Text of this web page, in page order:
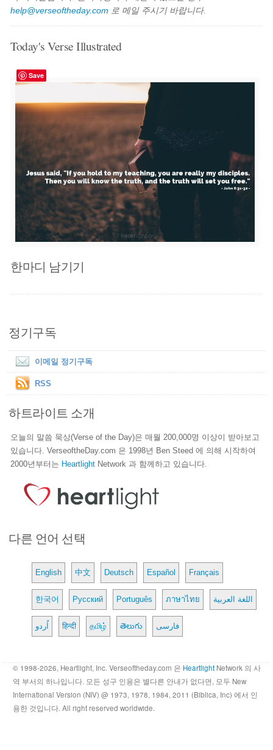
help@verseoftheday.com 로 메일 주시기 바랍니다.
Today's Verse Illustrated
Save
한마디 남기기
정기구독
이메일 정기구독
RSS
하트라이트 소개
오늘의 말씀 묵상(Verse of the Day)은 매월 200,000명 이상이 받아보고
있습니다. VerseoftheDay.com 은 1998년 Ben Steed 에 의해 시작하여
2000년부터는 Heartlight Network 과 함께하고 있습니다.
다른 언어 선택
English 中文 Deutsch Español Français
한국어 Русский Português ภาษาไทย اللغة العربية
اُردو हिन्दी தமிழ் తెలుగు فارسی
© 1998-2026, Heartlight, Inc. Verseoftheday.com 은 Heartlight Network 의 사
역 부서의 하나입니다. 모든 성구 인용은 별다른 안내가 없다면, 모두 New
International Version (NIV) @ 1973, 1978, 1984, 2011 (Biblica, Inc) 에서 인
용한 것입니다. All right reserved worldwide.